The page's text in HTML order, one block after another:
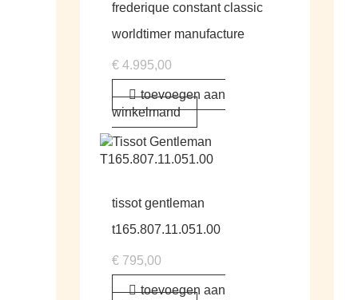
frederique constant classic
worldtimer manufacture
€ 4.995,00
toevoegen aan
winkelmand
tissot gentleman
t165.807.11.051.00
€ 795,00
toevoegen aan